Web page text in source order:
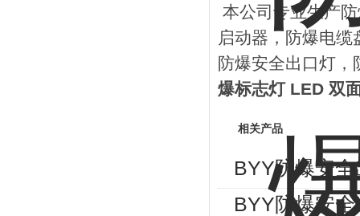
本公司专业生产
启动器，防爆电
防爆安全出口灯
爆标志灯 LED 双
相关产品
BYY防爆安
BYY防爆安